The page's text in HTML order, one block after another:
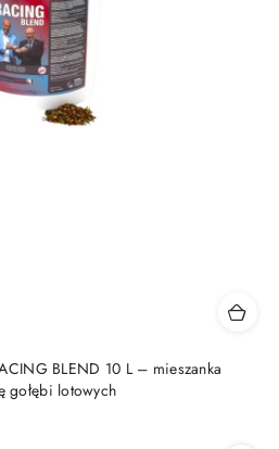
BLEND 10 L – mieszanka
gołębi lotowych